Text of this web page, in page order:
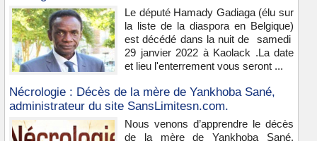
Le député Hamady Gadiaga (élu sur
la liste de la diaspora en Belgique)
est décédé dans la nuit de samedi
29 janvier 2022 à Kaolack .La date
et lieu l'enterrement vous seront ...
Nécrologie : Décès de la mère de Yankhoba Sané,
administrateur du site SansLimitesn.com.
Nous venons d’apprendre le décès
de la mère de Yankhoba Sané,